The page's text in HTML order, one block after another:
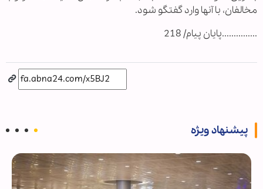
مخالفان، با آنها وارد گفتگو شود.
...............پایان پیام/ 218
پیشنهاد ویژه